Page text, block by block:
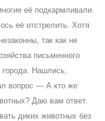
её подкармливали.
её отстрелить. Хотя
так как не
письменного
Нашлись,
вопрос — А кто же
Даю вам ответ.
диких животных без